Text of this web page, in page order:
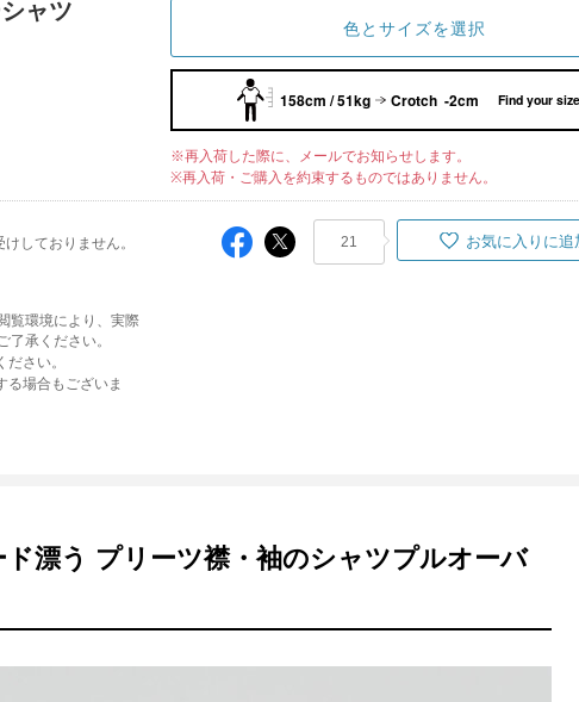
ャツ
色とサイズを選択
158cm / 51kg Crotch -2cm Find your size
※再入荷した際に、メールでお知らせします。
※再入荷・ご購入を約束するものではありません。
しておりません。
覧環境により、実際
承ください。
さい。
場合もございま
21 お気に入りに追
漂う プリーツ襟・袖のシャツプルオーバ